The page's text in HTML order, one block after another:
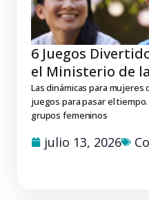
6 Juegos
el Ministerio de
Las dinámicas para
juegos para pasar el
grupos femeninos
julio 13, 2026